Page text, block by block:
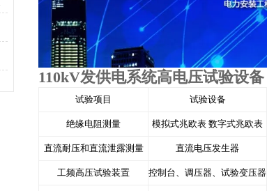
110kV发供电系统高电压试验设备
试验项目 试验设备
绝缘电阻测量 模拟式兆欧表 数字式兆欧表
直流耐压和直流泄露测量 直流电压发生器
工频高压试验装置 控制台、调压器、试验变压器